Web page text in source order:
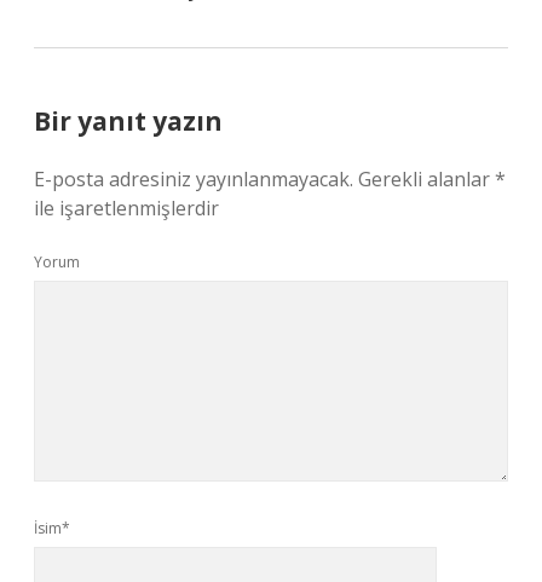
Bir yanıt yazın
E-posta adresiniz yayınlanmayacak. Gerekli alanlar*
ile işaretlenmişlerdir
Yorum
İsim*